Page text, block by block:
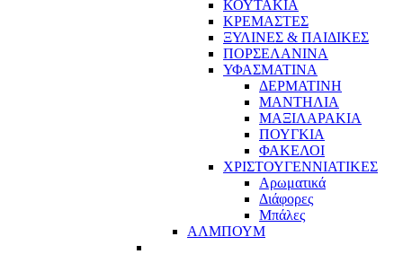
ΚΟΥΤΑΚΙΑ
ΚΡΕΜΑΣΤΕΣ
ΞΥΛΙΝΕΣ & ΠΑΙΔΙΚΕΣ
ΠΟΡΣΕΛΑΝΙΝΑ
ΥΦΑΣΜΑΤΙΝA
ΔΕΡΜΑΤΙΝΗ
ΜΑΝΤΗΛΙΑ
ΜΑΞΙΛΑΡΑΚΙΑ
ΠΟΥΓΚΙΑ
ΦΑΚΕΛΟΙ
ΧΡΙΣΤΟΥΓΕΝΝΙΑΤΙΚΕΣ
Αρωματικά
Διάφορες
Μπάλες
ΑΛΜΠΟΥΜ